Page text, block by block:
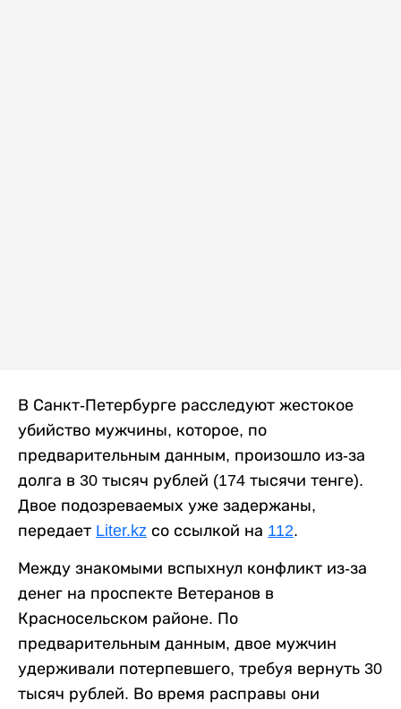
В Санкт-Петербурге расследуют жестокое
убийство мужчины, которое, по
предварительным данным, произошло из-за
долга в 30 тысяч рублей (174 тысячи тенге).
Двое подозреваемых уже задержаны,
передает Liter.kz со ссылкой на 112.
Между знакомыми вспыхнул конфликт из-за
денег на проспекте Ветеранов в
Красносельском районе. По
предварительным данным, двое мужчин
удерживали потерпевшего, требуя вернуть 30
тысяч рублей. Во время расправы они